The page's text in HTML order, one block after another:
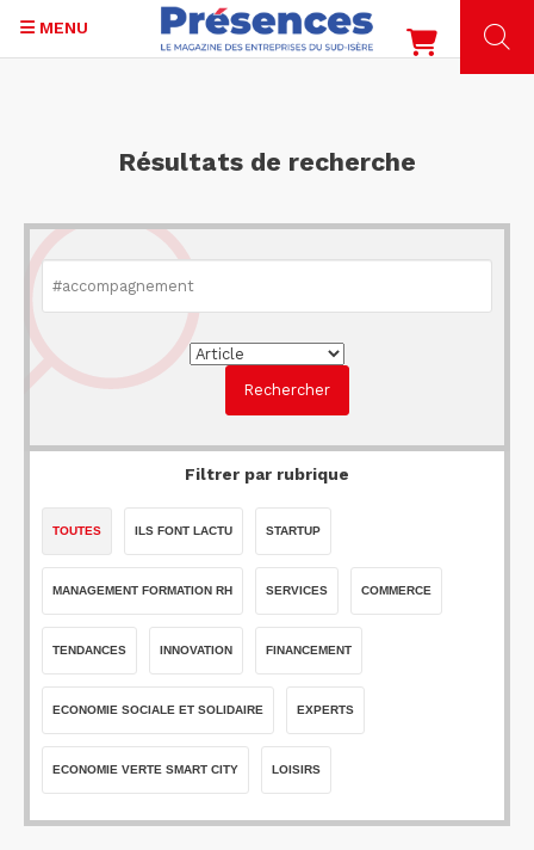
MENU
Résultats de recherche
Filtrer par rubrique
TOUTES ILS FONT LACTU STARTUP
MANAGEMENT FORMATION RH SERVICES COMMERCE
TENDANCES INNOVATION FINANCEMENT
ECONOMIE SOCIALE ET SOLIDAIRE EXPERTS
ECONOMIE VERTE SMART CITY LOISIRS